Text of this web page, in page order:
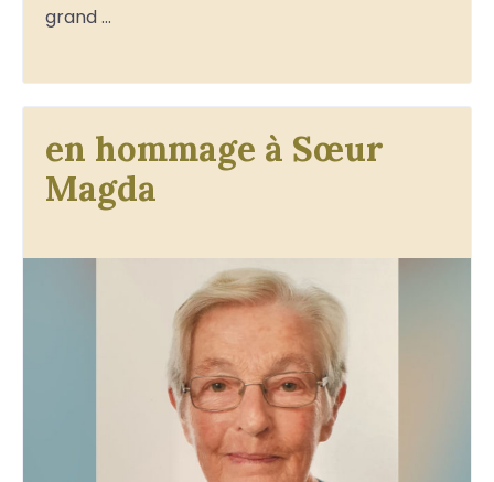
grand …
en hommage à Sœur
Magda